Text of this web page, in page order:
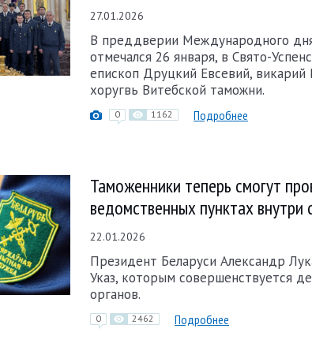
27.01.2026
В преддверии Международного
отмечался 26 января, в Свято-
епископ Друцкий Евсевий, викарий
хоругвь Витебской таможни.
0 1162 Подробнее
Таможенники теперь смогут
ведомственных пунктах внутри
22.01.2026
Президент Беларуси Александр
Указ, которым совершенствуется
органов.
0 2462 Подробнее